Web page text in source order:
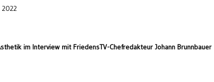
2022
im Interview mit FriedensTV-Chefredakteur Johann Brunnbauer